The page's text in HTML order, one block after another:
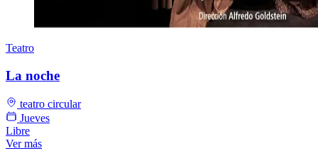
Teatro
La noche
teatro circular
Jueves
Libre
Ver más